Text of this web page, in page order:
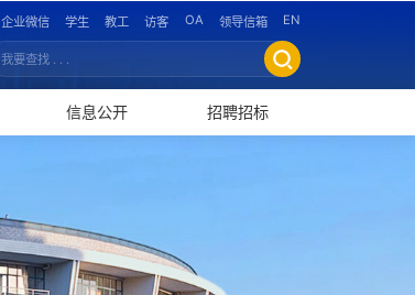
企业微信 学生 教工 访客 OA 领导信箱 EN
信息公开 招聘招标